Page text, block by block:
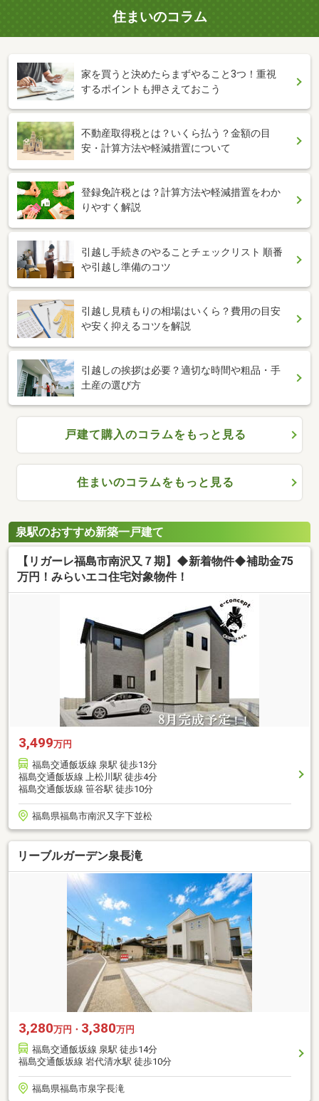
住まいのコラム
家を買うと決めたらまずやること3つ！重視
するポイントも押さえておこう
不動産取得税とは？いくら払う？金額の目
安・計算方法や軽減措置について
登録免許税とは？計算方法や軽減措置をわか
りやすく解説
引越し手続きのやることチェックリスト 順番
や引越し準備のコツ
引越し見積もりの相場はいくら？費用の目安
や安く抑えるコツを解説
引越しの挨拶は必要？適切な時間や粗品・手
土産の選び方
戸建て購入のコラムをもっと見る
住まいのコラムをもっと見る
泉駅のおすすめ新築一戸建て
【リガーレ福島市南沢又７期】◆新着物件◆補助金75
万円！みらいエコ住宅対象物件！
3,499万円
福島交通飯坂線 泉駅 徒歩13分
福島交通飯坂線 上松川駅 徒歩4分
福島交通飯坂線 笹谷駅 徒歩10分
福島県福島市南沢又字下並松
リーブルガーデン泉長滝
3,280万円・ 3,380万円
福島交通飯坂線 泉駅 徒歩14分
福島交通飯坂線 岩代清水駅 徒歩10分
福島県福島市泉字長滝